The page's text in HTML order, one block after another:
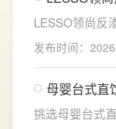
活性炭滤芯则
感。
LESSO领尚反
效果、使用便
120mm纤薄机
双出水模式可
饮水，不仅满
于延长滤芯使
发布时间：
母婴台式直
娃家庭必不
挑选母婴台式